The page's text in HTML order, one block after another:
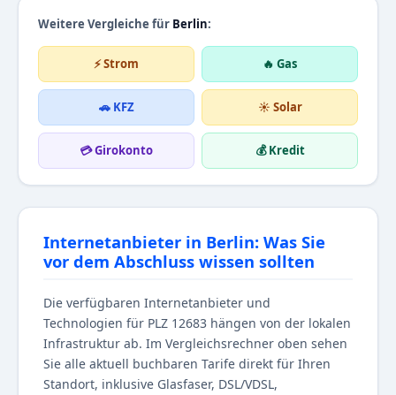
Weitere Vergleiche für Berlin:
⚡ Strom 🔥 Gas
🚗 KFZ ☀️ Solar
💳 Girokonto 💰 Kredit
Internetanbieter in Berlin: Was Sie
vor dem Abschluss wissen sollten
Die verfügbaren Internetanbieter und
Technologien für PLZ 12683 hängen von der lokalen
Infrastruktur ab. Im Vergleichsrechner oben sehen
Sie alle aktuell buchbaren Tarife direkt für Ihren
Standort, inklusive Glasfaser, DSL/VDSL,